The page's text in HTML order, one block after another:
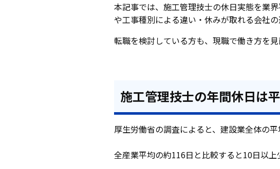
本記事では、施工管理技士の休日実態を業
や工事種別による違い・休みが取れる会社
転職を検討している方も、現職で働き方を
施工管理技士の年間休日は
厚生労働省の調査によると、建設業全体の
全産業平均の約116日と比較すると10日以